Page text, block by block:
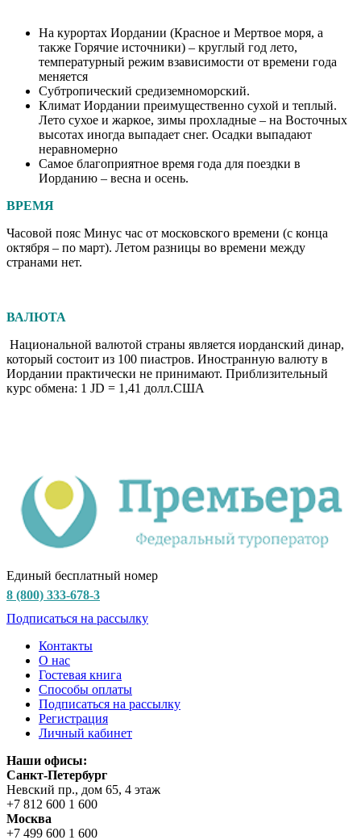
На курортах Иордании (Красное и Мертвое моря, а
также Горячие источники) – круглый год лето,
температурный режим взависимости от времени года
меняется
Субтропический средиземноморский.
Климат Иордании преимущественно сухой и теплый.
Лето сухое и жаркое, зимы прохладные – на Восточных
высотах иногда выпадает снег. Осадки выпадают
неравномерно
Самое благоприятное время года для поездки в
Иорданию – весна и осень.
ВРЕМЯ
Часовой пояс Минус час от московского времени (с конца
октября – по март). Летом разницы во времени между
странами нет.
ВАЛЮТА
Национальной валютой страны является иорданский динар,
который состоит из 100 пиастров. Иностранную валюту в
Иордании практически не принимают. Приблизительный
курс обмена: 1 JD = 1,41 долл.США
Единый бесплатный номер
8 (800) 333-678-3
Подписаться на рассылку
Контакты
О нас
Гостевая книга
Способы оплаты
Подписаться на рассылку
Регистрация
Личный кабинет
Наши офисы:
Санкт-Петербург
Невский пр., дом 65, 4 этаж
+7 812 600 1 600
Москва
+7 499 600 1 600